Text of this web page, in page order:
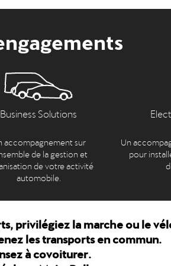
Business Solutions
accompagnement sur
de la gestion et
de votre activité
automobile.
Un
pour
privilégiez la marche ou le
les transports en commun.
à covoiturer.